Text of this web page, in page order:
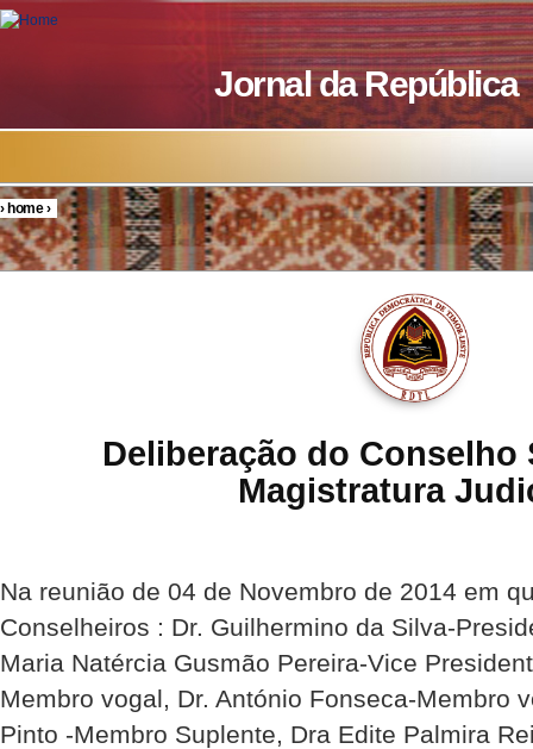
Skip to main content
Jornal da República
You are here
›home›
Deliberação do Conselho
Magistratura
Na reunião de 04 de Novembro de 2014 em
Conselheiros : Dr. Guilhermino da Silva-
Maria Natércia Gusmão Pereira-Vice
Membro vogal, Dr. António Fonseca-Membro
Pinto -Membro Suplente, Dra Edite Palmira